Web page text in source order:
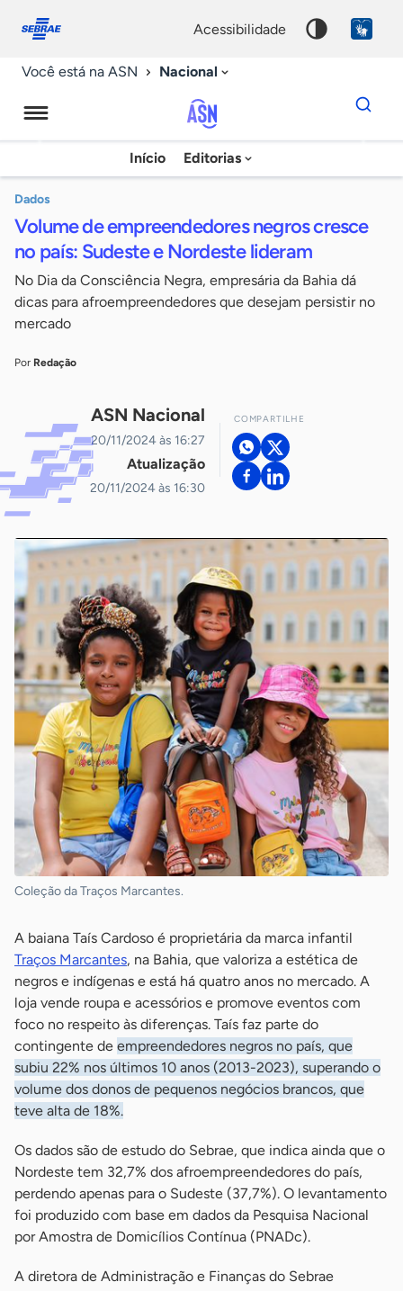
conosco
acessibilidade
Você está na ASN Nacional
Agência
Sebrae
Notícias
Início Editorias
Dados
para
chave
Dados
Volume de empreendedores negros cresce
no país: Sudeste e Nordeste lideram
No Dia da Consciência Negra, empresária da Bahia dá
dicas para afroempreendedores que desejam persistir no
mercado
Por Redação
ASN Nacional
20/11/2024 às 16:27
Atualização
20/11/2024 às 16:30
COMPARTILHE
Coleção da Traços Marcantes.
A baiana Taís Cardoso é proprietária da marca infantil
Traços Marcantes, na Bahia, que valoriza a estética de
negros e indígenas e está há quatro anos no mercado. A
loja vende roupa e acessórios e promove eventos com
foco no respeito às diferenças. Taís faz parte do
contingente de empreendedores negros no país, que
subiu 22% nos últimos 10 anos (2013-2023), superando o
volume dos donos de pequenos negócios brancos, que
teve alta de 18%.
Os dados são de estudo do Sebrae, que indica ainda que o
Nordeste tem 32,7% dos afroempreendedores do país,
perdendo apenas para o Sudeste (37,7%). O levantamento
foi produzido com base em dados da Pesquisa Nacional
por Amostra de Domicílios Contínua (PNADc).
A diretora de Administração e Finanças do Sebrae